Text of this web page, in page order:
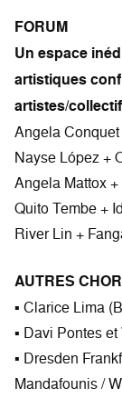
FORUM
Un espace
artistiques
artistes/
Angela
Nayse López +
Angela Mattox
Quito Tembe +
River Lin +
AUTRES
▪ Clarice Lima
▪ Davi Pontes
▪ Dresden
Mandafounis /